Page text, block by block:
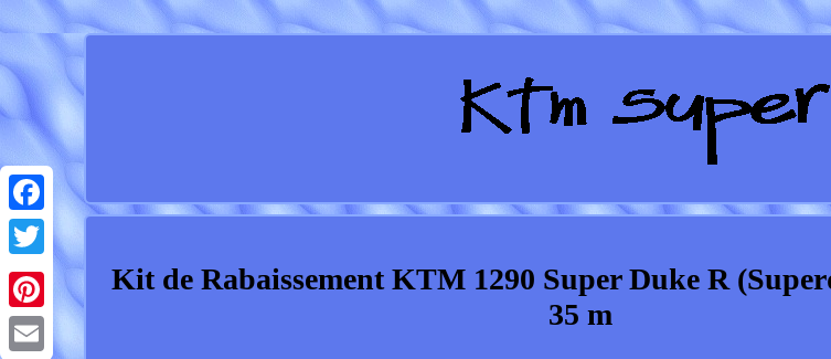
Facebook
Twitter
Pinterest
Kit de Rabaissement KTM 1290 Super Duke R
35 m